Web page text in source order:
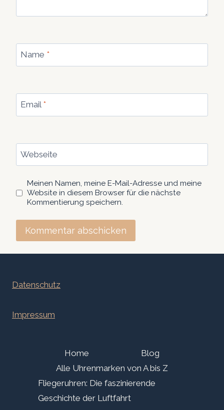
Name *
Email *
Webseite
Meinen Namen, meine E-Mail-Adresse und meine
Website in diesem Browser für die nächste
Kommentierung speichern.
Datenschutz
Impressum
Home
Blog
Alle Uhrenmarken von A bis Z
Fliegeruhren: Die faszinierende
Geschichte der Luftfahrt